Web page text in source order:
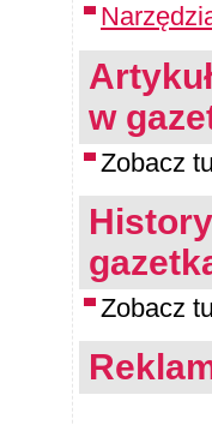
w
Zobacz
Zobacz